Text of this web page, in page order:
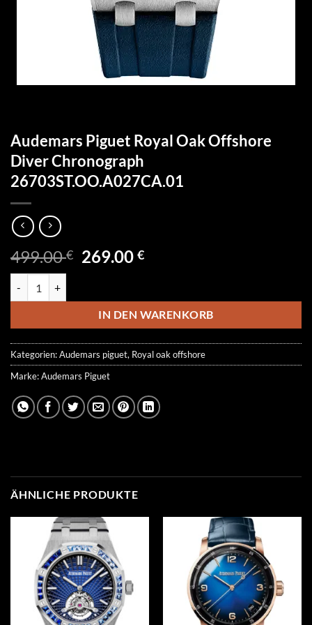
Audemars Piguet Royal Oak Offshore
Diver Chronograph
26703ST.OO.A027CA.01
499.00€ Ursprünglicher
499.00 €
269.00€Aktueller
269.00 €.
IN DEN WARENKORB
Kategorien:Audemars piguet, Royal oak offshore
Marke:Audemars Piguet
ÄHNLICHE PRODUKTE